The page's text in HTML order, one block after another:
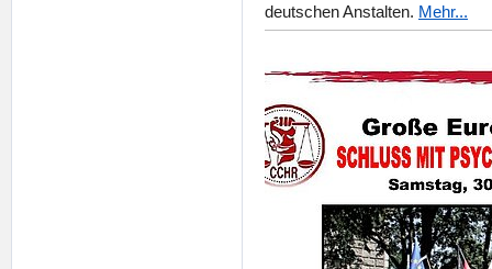
deutschen Anstalten. Mehr...